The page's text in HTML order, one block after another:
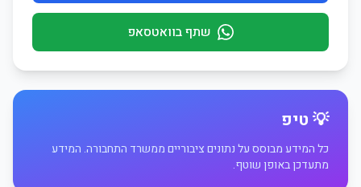
שתף בוואטסאפ
💡 טיפ
כל המידע מבוסס על נתונים ציבוריים ממשרד התחבורה. המידע
מתעדכן באופן שוטף.